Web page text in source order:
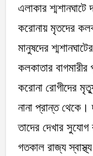
এলাকার
করোনায় মৃতদের
মানুষদের
কলকাতার
করোনা রোগীদের
নানা প্রান্ত
তাদের দেখার
গতকাল রাজ্য